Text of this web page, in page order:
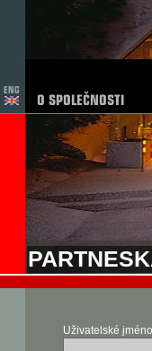
Uživatelské